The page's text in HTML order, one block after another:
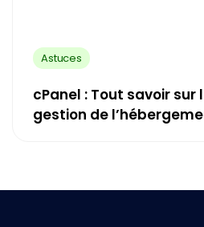
Astuces
cPanel : Tout savoir sur
gestion de